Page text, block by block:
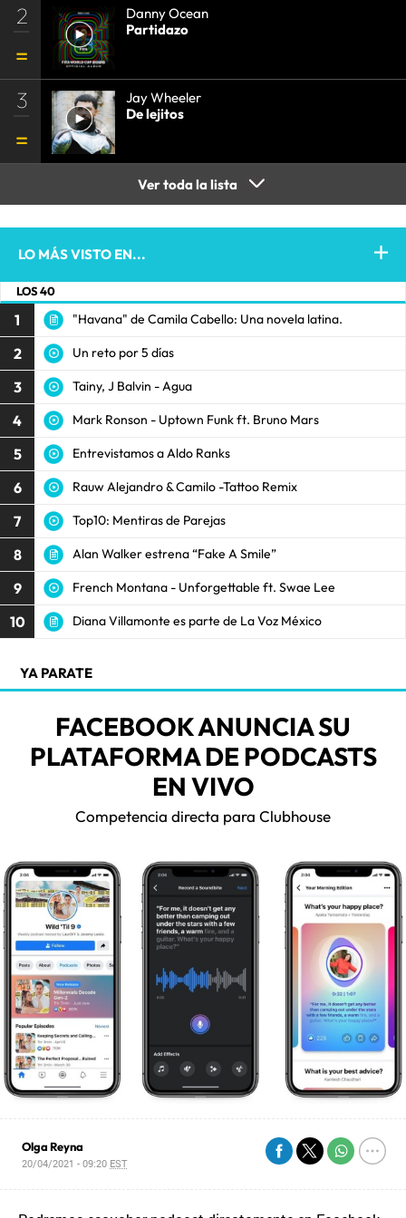
2
Danny Ocean
Partidazo
3
Jay Wheeler
De lejitos
Ver toda la lista
LO MÁS VISTO EN...
LOS 40
1 "Havana" de Camila Cabello: Una novela latina.
2 Un reto por 5 días
3 Tainy, J Balvin - Agua
4 Mark Ronson - Uptown Funk ft. Bruno Mars
5 Entrevistamos a Aldo Ranks
6 Rauw Alejandro & Camilo -Tattoo Remix
7 Top10: Mentiras de Parejas
8 Alan Walker estrena “Fake A Smile”
9 French Montana - Unforgettable ft. Swae Lee
10 Diana Villamonte es parte de La Voz México
YA PARATE
FACEBOOK ANUNCIA SU
PLATAFORMA DE PODCASTS
EN VIVO
Competencia directa para Clubhouse
Olga Reyna
20/04/2021 - 09:20 EST